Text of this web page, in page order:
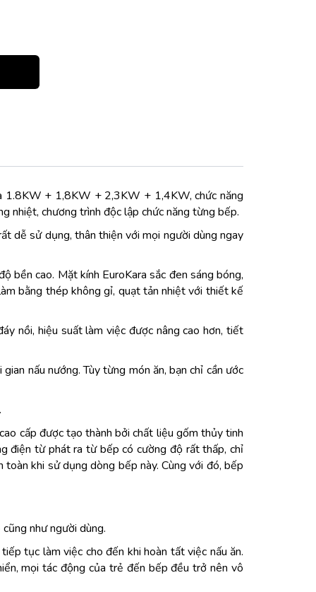
1.8KW + 1,8KW + 2,3KW + 1,4KW, chức năng
nhiệt, chương trình độc lập chức năng từng bếp.
dễ sử dụng, thân thiện với mọi người dùng ngay
bền cao. Mặt kính EuroKara sắc đen sáng bóng,
bằng thép không gỉ, quạt tản nhiệt với thiết kế
nồi, hiệu suất làm việc được nâng cao hơn, tiết
nấu nướng. Tùy từng món ăn, bạn chỉ cần ước
cấp được tạo thành bởi chất liệu gốm thủy tinh
điện từ phát ra từ bếp có cường độ rất thấp, chỉ
khi sử dụng dòng bếp này. Cùng với đó, bếp
như người dùng.
tục làm việc cho đến khi hoàn tất việc nấu ăn.
mọi tác động của trẻ đến bếp đều trở nên vô